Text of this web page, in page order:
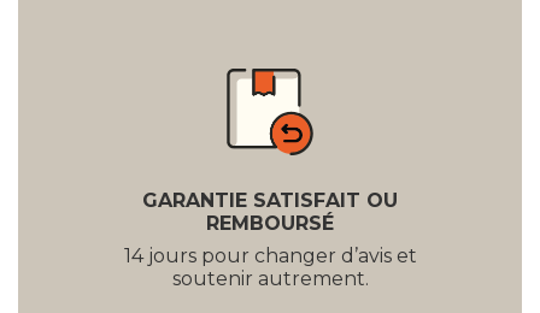
GARANTIE SATISFAIT OU
REMBOURSÉ
14 jours pour changer d’avis et
soutenir autrement.